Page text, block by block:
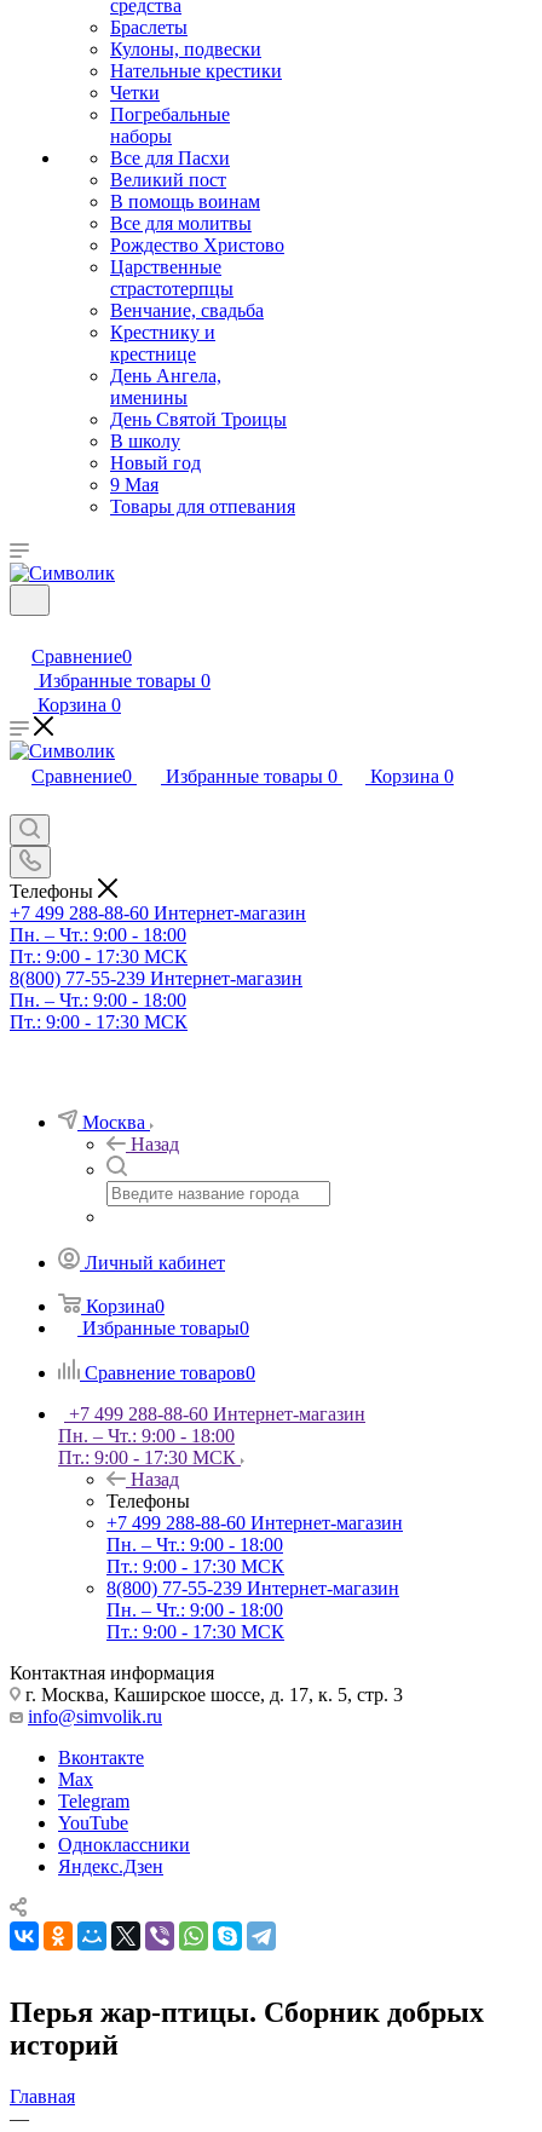
средства
Браслеты
Кулоны, подвески
Нательные крестики
Четки
Погребальные
наборы
Все для Пасхи
Великий пост
В помощь воинам
Все для молитвы
Рождество Христово
Царственные
страстотерпцы
Венчание, свадьба
Крестнику и
крестнице
День Ангела,
именины
День Святой Троицы
В школу
Новый год
9 Мая
Товары для отпевания
Сравнение0
Избранные товары 0
Корзина 0
Сравнение0 Избранные товары 0 Корзина 0
Телефоны
+7 499 288-88-60 Интернет-магазин
Пн. – Чт.: 9:00 - 18:00
Пт.: 9:00 - 17:30 МСК
8(800) 77-55-239 Интернет-магазин
Пн. – Чт.: 9:00 - 18:00
Пт.: 9:00 - 17:30 МСК
Москва
Назад
Личный кабинет
Корзина0
Избранные товары0
Сравнение товаров0
+7 499 288-88-60 Интернет-магазин
Пн. – Чт.: 9:00 - 18:00
Пт.: 9:00 - 17:30 МСК
Назад
Телефоны
+7 499 288-88-60 Интернет-магазин
Пн. – Чт.: 9:00 - 18:00
Пт.: 9:00 - 17:30 МСК
8(800) 77-55-239 Интернет-магазин
Пн. – Чт.: 9:00 - 18:00
Пт.: 9:00 - 17:30 МСК
Контактная информация
г. Москва, Каширское шоссе, д. 17, к. 5, стр. 3
info@simvolik.ru
Вконтакте
Max
Telegram
YouTube
Одноклассники
Яндекс.Дзен
Перья жар-птицы. Сборник добрых
историй
Главная
—